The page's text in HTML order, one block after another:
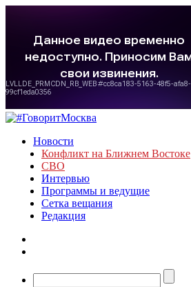
Новости
Конфликт на Ближнем Востоке
СВО
Интервью
Программы и ведущие
Сетка вещания
Редакция